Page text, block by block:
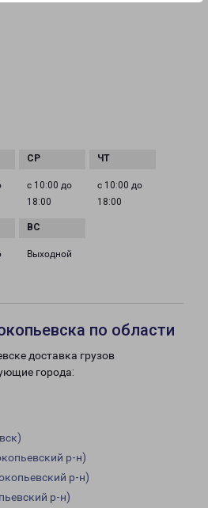
с 10:00 до
18:00
с 10:00 до
18:00
Выходной
по области
доставка грузов
города:
р-н)
р-н)
р-н)